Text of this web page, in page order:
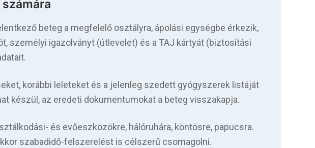
beteg a megfelelő osztályra, ápolási egységbe érkezik,
személyi igazolványt (útlevelet) és a TAJ kártyát (biztosítási
korábbi leleteket és a jelenleg szedett gyógyszerek listáját
készül, az eredeti dokumentumokat a beteg visszakapja.
és evőeszközökre, hálóruhára, köntösre, papucsra.
szabadidő-felszerelést is célszerű csomagolni.